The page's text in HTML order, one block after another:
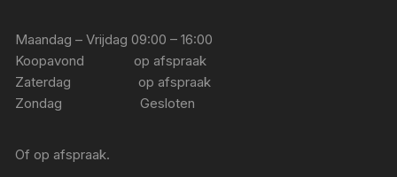
Maandag – Vrijdag 09:00 – 16:00
Koopavond op afspraak
Zaterdag op afspraak
Zondag Gesloten
Of op afspraak.